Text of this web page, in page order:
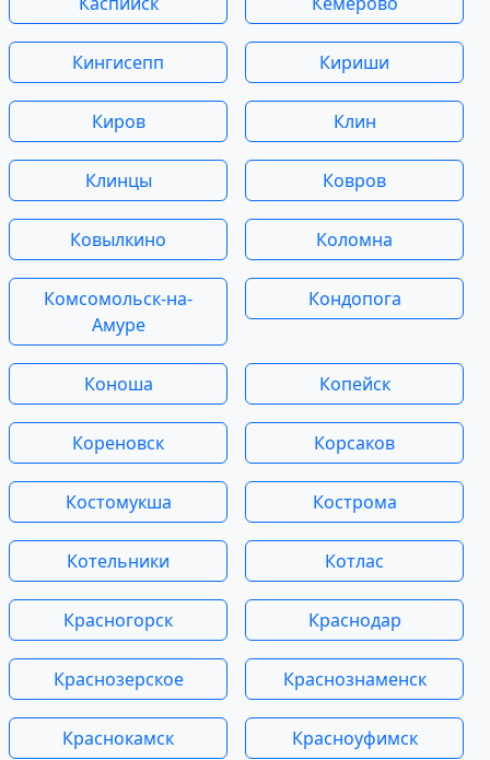
Кингисепп Кириши
Киров Клин
Клинцы Ковров
Ковылкино Коломна
Комсомольск-на-
Амуре
Кондопога
Коноша Копейск
Кореновск Корсаков
Костомукша Кострома
Котельники Котлас
Красногорск Краснодар
Краснозерское Краснознаменск
Краснокамск Красноуфимск